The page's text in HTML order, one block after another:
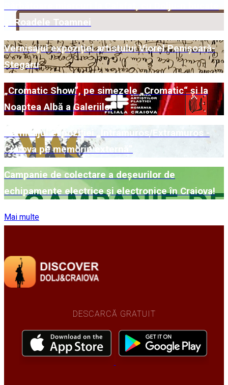
Sărbătoare miercuri la Calafat, cu Dolju-n bucate
și Roadele Toamnei
Vernisajul expoziției artistului Viorel Penișoară-
Stegaru
„Cromatic Show“, pe simezele „Cromatic“ și la
Noaptea Albă a Galeriilor
Vernisajul expoziției „Intramuros/Extramuros -
Craiova pe memorie externă”
Campanie de colectare a deșeurilor de
echipamente electrice și electronice în Craiova!
Mai multe
DESCARCĂ GRATUIT